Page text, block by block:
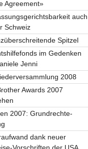
Agreement»
auch
Schweiz
Spitzel
im Gedenken
Jenni
2008
Awards 2007
2007: Grundrechte-
dank neuer
Vorschriften der USA